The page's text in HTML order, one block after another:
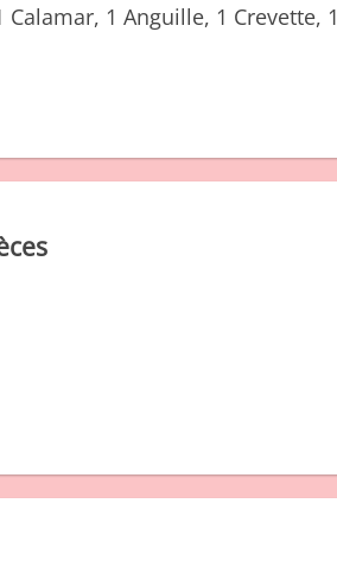
1 Anguille, 1 Crevette, 1